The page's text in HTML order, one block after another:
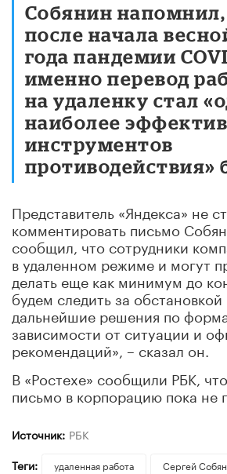
Собянин
после начала
года пандемии
именно перевод
на удаленку стал
наиболее
инструментов
противодействия»
Представитель «Яндекса» не
комментировать письмо
сообщил, что сотрудники
в удаленном режиме и могут
делать еще как минимум до
будем следить за
дальнейшие решения по
зависимости от ситуации и
рекомендаций», – сказал он.
В «Ростeхe» сообщили РБК,
письмо в корпорацию пока нe
Источник: РБК
Теги:
удаленная работа
Сергей